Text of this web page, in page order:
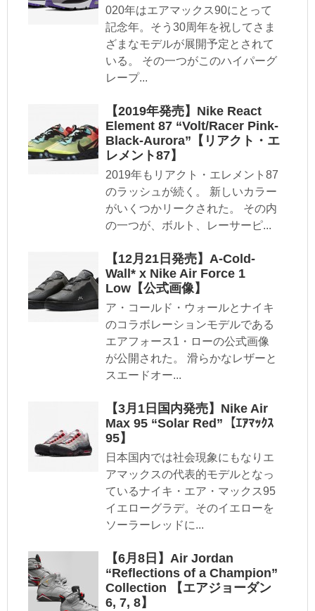
020年はエアマックス90にとって
記念年。そう30周年を祝してさま
ざまなモデルが展開予定とされて
いる。 その一つがこのハイパーグ
レープ...
【2019年発売】Nike React
Element 87 “Volt/Racer Pink-
Black-Aurora”【リアクト・エ
レメント87】
2019年もリアクト・エレメント87
のラッシュが続く。 新しいカラー
がいくつかリークされた。 その内
の一つが、ボルト、レーサーピ...
【12月21日発売】A-Cold-
Wall* x Nike Air Force 1
Low【公式画像】
ア・コールド・ウォールとナイキ
のコラボレーションモデルである
エアフォース1・ローの公式画像
が公開された。 滑らかなレザーと
スエードオー...
【3月1日国内発売】Nike Air
Max 95 “Solar Red”【ｴｱﾏｯｸｽ
95】
日本国内では社会現象にもなりエ
アマックスの代表的モデルとなっ
ているナイキ・エア・マックス95
イエローグラデ。そのイエローを
ソーラーレッドに...
【6月8日】Air Jordan
“Reflections of a Champion”
Collection 【エアジョーダン
6, 7, 8】